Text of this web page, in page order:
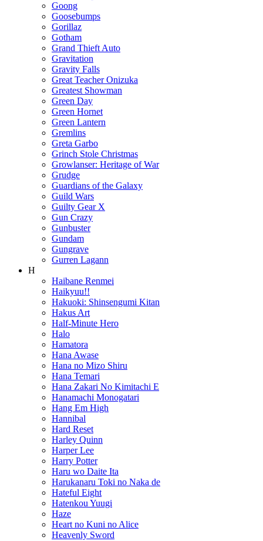
Goong
Goosebumps
Gorillaz
Gotham
Grand Thieft Auto
Gravitation
Gravity Falls
Great Teacher Onizuka
Greatest Showman
Green Day
Green Hornet
Green Lantern
Gremlins
Greta Garbo
Grinch Stole Christmas
Growlanser: Heritage of War
Grudge
Guardians of the Galaxy
Guild Wars
Guilty Gear X
Gun Crazy
Gunbuster
Gundam
Gungrave
Gurren Lagann
H
Haibane Renmei
Haikyuu!!
Hakuoki: Shinsengumi Kitan
Hakus Art
Half-Minute Hero
Halo
Hamatora
Hana Awase
Hana no Mizo Shiru
Hana Temari
Hana Zakari No Kimitachi E
Hanamachi Monogatari
Hang Em High
Hannibal
Hard Reset
Harley Quinn
Harper Lee
Harry Potter
Haru wo Daite Ita
Harukanaru Toki no Naka de
Hateful Eight
Hatenkou Yuugi
Haze
Heart no Kuni no Alice
Heavenly Sword